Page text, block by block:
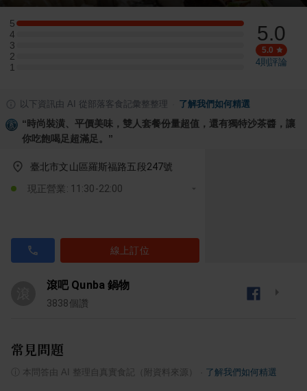
5
5 星：1 則評論
4
4 星：0 則評論
3
3 星：0 則評論
2
2 星：0 則評論
1
1 星：0 則評論
5.0
5.0
4則評論
以下資訊由 AI 從部落客食記彙整整理 了解我們如何精選
“ 時尚裝潢、平價美味，雙人套餐份量超值，還有獨特沙茶醬，讓
你吃飽喝足超滿足。 ”
臺北市文山區羅斯福路五段247號
現正營業: 11:30-22:00
線上訂位
滾吧 Qunba 鍋物
3838個讚
常見問題
本問答由 AI 整理自真實食記（附資料來源） 了解我們如何精選